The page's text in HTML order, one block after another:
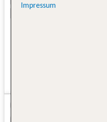
Impressum